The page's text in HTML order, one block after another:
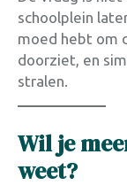
schoolplein
moed hebt om
doorziet, en
stralen.
Wil je
weet?